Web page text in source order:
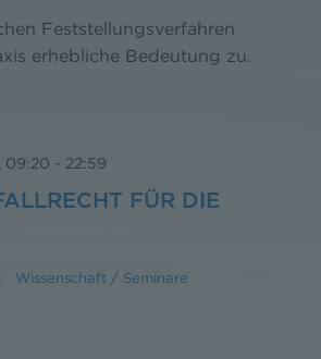
Feststellungsverfahren
erhebliche Bedeutung zu.
09:20 - 22:59
FÜR DIE
Wissenschaft / Seminare